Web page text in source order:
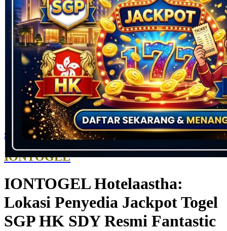
Skip to the beginning of the images gallery
IONTOGEL
IONTOGEL Hotelaastha:
Lokasi Penyedia Jackpot Togel
SGP HK SDY Resmi Fantastic